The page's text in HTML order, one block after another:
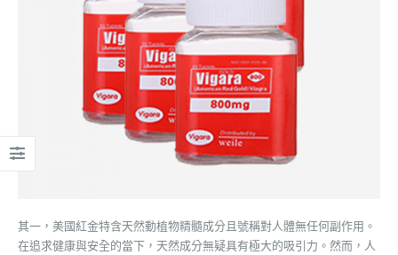
其一，美國紅金特含天然動植物精髓成分且號稱對人體無任何副作用。
在追求健康與安全的當下，天然成分無疑具有極大的吸引力。然而，人